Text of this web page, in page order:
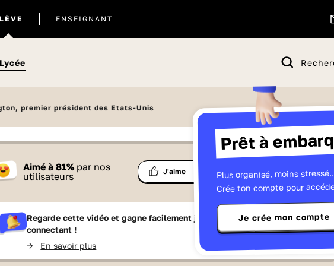
actuel
ENSEIGNANT
Lycée
Prêt à
Plus organisé, moins
Crée ton compte pour
Je crée mon compte
premier président des Etats-Unis
Contenu proposé par
France Télévisions
Aimé à81% par nos
utilisateurs
J'aime
liste
Partager
Regarde cette vidéo et gagne facilement jusqu'à 15 Lumnizen te
connectant !
-> En savoir plus